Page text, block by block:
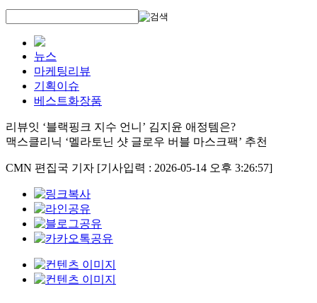
뉴스
마케팅리뷰
기획이슈
베스트화장품
리뷰잇 ‘블랙핑크 지수 언니’ 김지윤 애정템은?
맥스클리닉 ‘멜라토닌 샷 글로우 버블 마스크팩’ 추천
CMN 편집국 기자 [기사입력 : 2026-05-14 오후 3:26:57]